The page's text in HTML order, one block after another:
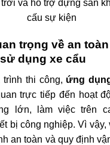
và hỗ trợ dựng sân
cấu sự kiện
trọng về an
dụng xe cẩu
trình thi công, ứng
trực tiếp đến hoạt
lớn, làm việc trên
bị công nghiệp. Vì vậy,
an toàn và quy định